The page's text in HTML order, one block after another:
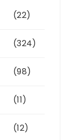
(22)
(324)
(98)
(11)
(12)